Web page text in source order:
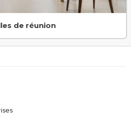
de réunion